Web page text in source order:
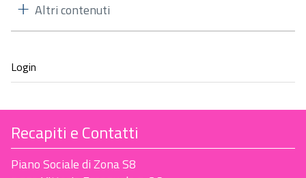
Altri contenuti
Recapiti e Contatti
Piano Sociale di Zona S8